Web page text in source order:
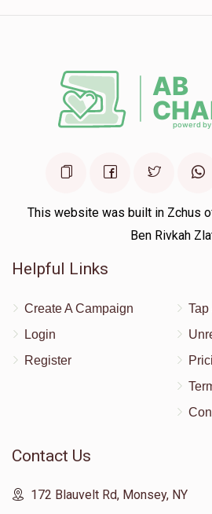
Shapiro
$10 $2,000
Ezra
Donated
This website was built in Zchus
Ben Rivkah
Helpful Links
Create A Campaign
Login
Register
Contact Us
172 Blauvelt Rd, Monsey, NY